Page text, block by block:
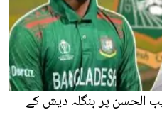
الحسن پر بنگلہ دیش کے